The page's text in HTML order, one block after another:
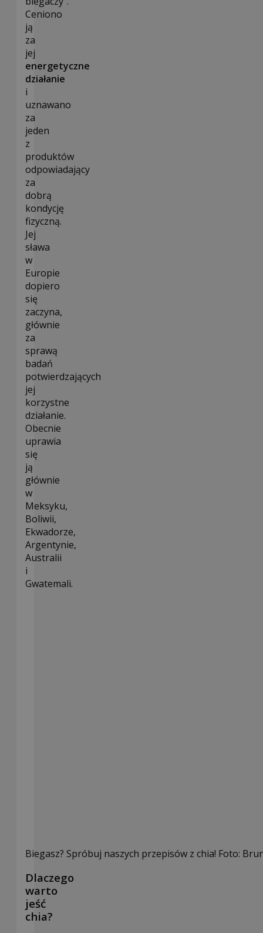
Ceniono
ją
za
jej
energetyczne
działanie
i
uznawano
za
jeden
z
produktów
odpowiadający
za
dobrą
kondycję
fizyczną.
Jej
sława
w
Europie
dopiero
się
zaczyna,
głównie
za
sprawą
badań
potwierdzających
jej
korzystne
działanie.
Obecnie
uprawia
się
ją
głównie
w
Meksyku,
Boliwii,
Ekwadorze,
Argentynie,
Australii
i
Gwatemali.
Biegasz? Spróbuj naszych przepisów z chia! Foto:
Dlaczego
warto
jeść
chia?